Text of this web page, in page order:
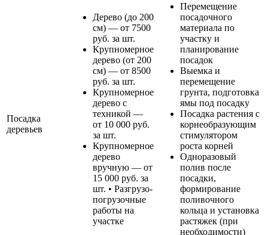
Посадка
деревьев
Дерево (до 200
см) — от 7500
руб. за шт.
Крупномерное
дерево (от 200
см) — от 8500
руб. за шт.
Крупномерное
дерево с
техникой —
от 10 000 руб.
за шт.
Крупномерное
дерево
вручную — от
15 000 руб. за
шт. • Разгрузо-
погрузочные
работы на
участке
Перемещение
посадочного
материала по
участку и
планирование
посадок
Выемка и
перемещение
грунта, подготовка
ямы под посадку
Посадка растения с
корнеобразующим
стимулятором
роста корней
Одноразовый
полив после
посадки,
формирование
поливочного
кольца и установка
растяжек (при
необходимости)